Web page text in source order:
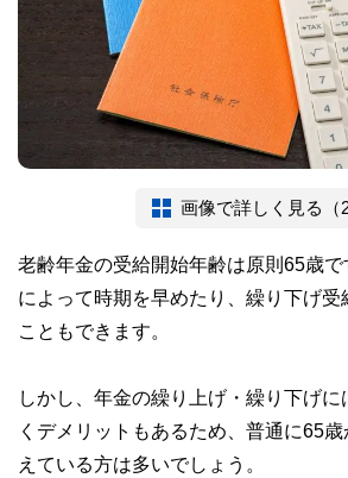
画像で詳しく見る（2
老齢年金の受給開始年齢は原則65歳
によって時期を早めたり、繰り下げ受
こともできます。
しかし、年金の繰り上げ・繰り下げ
くデメリットもあるため、普通に65
えている方は多いでしょう。